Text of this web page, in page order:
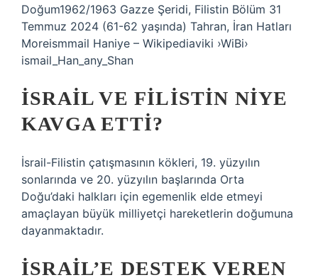
Doğum1962/1963 Gazze Şeridi, Filistin Bölüm 31
Temmuz 2024 (61-62 yaşında) Tahran, İran Hatları
Moreismmail Haniye – Wikipediaviki ›WiBi›
ismail_Han_any_Shan
İSRAIL VE FILISTIN NIYE
KAVGA ETTI?
İsrail-Filistin çatışmasının kökleri, 19. yüzyılın
sonlarında ve 20. yüzyılın başlarında Orta
Doğu’daki halkları için egemenlik elde etmeyi
amaçlayan büyük milliyetçi hareketlerin doğumuna
dayanmaktadır.
İSRAIL’E DESTEK VEREN